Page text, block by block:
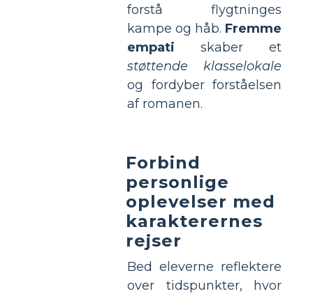
forstå flygtninges
kampe og håb. Fremme
empati skaber et
støttende klasselokale
og fordyber forståelsen
af romanen.
Forbind
personlige
oplevelser med
karakterernes
rejser
Bed eleverne reflektere
over tidspunkter, hvor